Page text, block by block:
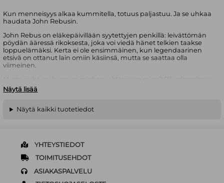
Kun menneisyys alkaa kummitella, totuus paljastuu. Ja se uhkaa
haudata John Rebusin.
John Rebus on eläkepäivillään syytettyjen penkillä: leivättömän
pöydän ääressä rikoksesta, joka voi viedä hänet telkien taakse
loppuelämäksi. Kerta ei ole ensimmäinen, kun legendaarinen
etsivä on ottanut lain omiin käsiinsä, mutta se saattaa olla
viimeinen.
Siobhan Clarke voi hyvinkin saada sen selville. Clarke saa
tutkittavakseen Edinburghin räjähdysaltteimman tapauksen,
pahamaineinen poliisi on kadonnut. Poliisin löytyminen on uhka
maalitaulun.
On tilinteon aika – ja John Rebusille se saattaa tarkoittaa lopullista
valomerkkiä…
Näytä lisää
Näytä kaikki tuotetiedot
YHTEYSTIEDOT
TOIMITUSEHDOT
ASIAKASPALVELU